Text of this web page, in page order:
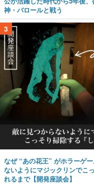
神・バロールと戦う
3
なぜ “あの花王” がホラーゲ
ないようにマジックリンでこ
れるまで【開発座談会】